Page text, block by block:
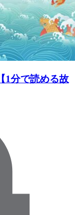
1分で読める故